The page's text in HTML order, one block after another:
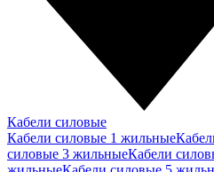
Кабели силовые
Кабели силовые 1 жильные
силовые 3 жильныеКабели